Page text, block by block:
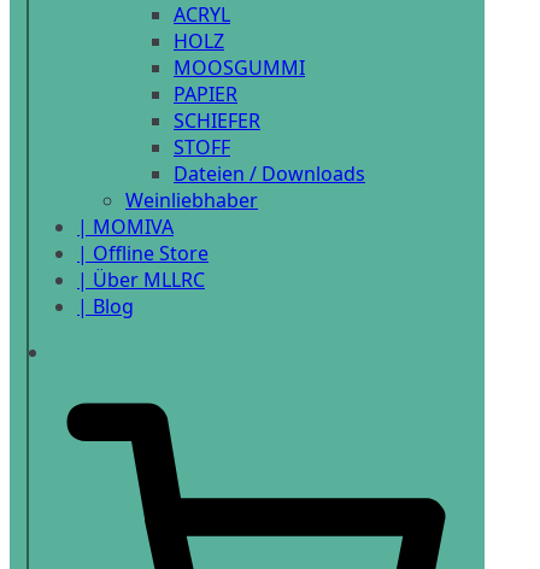
ACRYL
HOLZ
MOOSGUMMI
PAPIER
SCHIEFER
STOFF
Dateien / Downloads
Weinliebhaber
| MOMIVA
| Offline Store
| Über MLLRC
| Blog